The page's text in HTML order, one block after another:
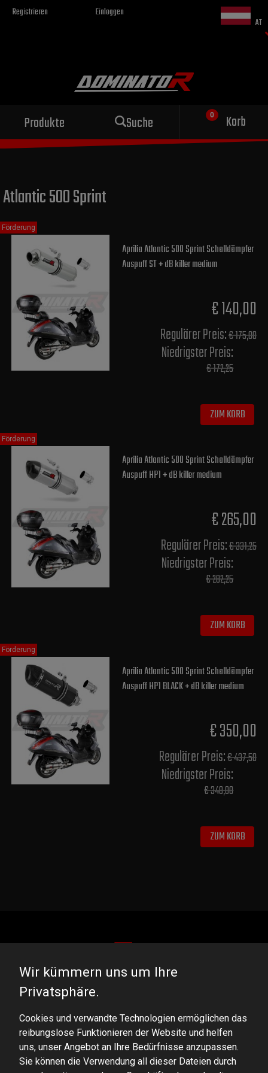
Registrieren Einloggen
AT
Produkte Suche Korb
Sportauspuff
für dein Motorrad
Atlantic 500 Sprint
Aprilia Atlantic 500 Sprint Schalldämpfer
Auspuff ST + dB killer medium
€ 140,00
Regulärer Preis:€ 175,00
Niedrigster Preis:
€ 172,25
ZUM KORB
Förderung
Aprilia Atlantic 500 Sprint Schalldämpfer
Auspuff HP1 + dB killer medium
€ 265,00
Regulärer Preis:€ 331,25
Niedrigster Preis:
€ 282,25
ZUM KORB
Förderung
Aprilia Atlantic 500 Sprint Schalldämpfer
Auspuff HP1 BLACK + dB killer medium
€ 350,00
Regulärer Preis:€ 437,50
Niedrigster Preis:
€ 348,00
ZUM KORB
Förderung
DOMINATOR GROUP Sp. z o.o.
VAT ID No.: 6521751083
dominator@dominator.pl
Wir kümmern uns um Ihre
Privatsphäre.
Cookies und verwandte Technologien ermöglichen das
reibungslose Funktionieren der Website und helfen
uns, unser Angebot an Ihre Bedürfnisse anzupassen.
Sie können die Verwendung all dieser Dateien durch